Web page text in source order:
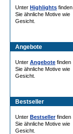
Unter Highlights finden
Sie ähnliche Motive wie
Gesicht.
Angebote
Unter Angebote finden
Sie ähnliche Motive wie
Gesicht.
Bestseller
Unter Bestsellerfinden
Sie ähnliche Motive wie
Gesicht.